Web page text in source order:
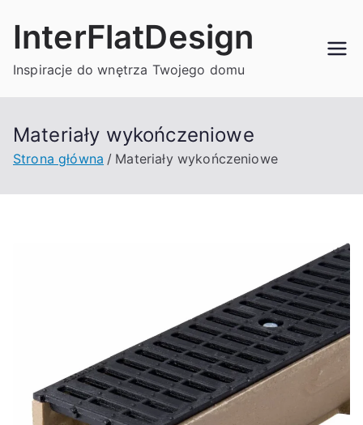
InterFlatDesign
Inspiracje do wnętrza Twojego domu
Materiały wykończeniowe
Strona główna Materiały wykończeniowe